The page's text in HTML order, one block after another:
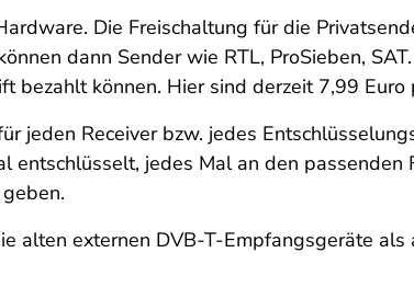
Die Freischaltung für die
dann Sender wie RTL, ProSieben,
bezahlt können. Hier sind derzeit 7,99
jeden Receiver bzw. jedes
jedes Mal an den passenden
alten externen DVB-T-Empfangsgeräte als